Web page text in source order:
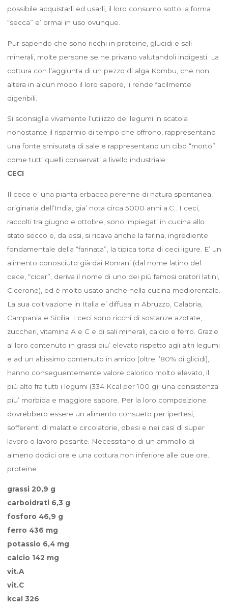
possibile acquistarli ed usarli, il loro consumo sotto la forma
“secca” e’ ormai in uso ovunque.
Pur sapendo che sono ricchi in proteine, glucidi e sali
minerali, molte persone se ne privano valutandoli indigesti. La
cottura con l’aggiunta di un pezzo di alga Kombu, che non
altera in alcun modo il loro sapore, li rende facilmente
digeribili.
Si sconsiglia vivamente l’utilizzo dei legumi in scatola
nonostante il risparmio di tempo che offrono, rappresentano
una fonte smisurata di sale e rappresentano un cibo “morto”
come tutti quelli conservati a livello industriale.
CECI
Il cece e’ una pianta erbacea perenne di natura spontanea,
originaria dell’India, gia’ nota circa 5000 anni a.C.. I ceci,
raccolti tra giugno e ottobre, sono impiegati in cucina allo
stato secco e, da essi, si ricava anche la farina, ingrediente
fondamentale della “farinata”, la tipica torta di ceci ligure. E’ un
alimento conosciuto già dai Romani (dal nome latino del
cece, “cicer”, deriva il nome di uno dei più famosi oratori latini,
Cicerone), ed è molto usato anche nella cucina mediorentale.
La sua coltivazione in Italia e’ diffusa in Abruzzo, Calabria,
Campania e Sicilia. I ceci sono ricchi di sostanze azotate,
zuccheri, vitamina A e C e di sali minerali, calcio e ferro. Grazie
al loro contenuto in grassi piu’ elevato rispetto agli altri legumi
e ad un altissimo contenuto in amido (oltre l’80% di glicidi),
hanno conseguentemente valore calorico molto elevato, il
più alto fra tutti i legumi (334 Kcal per 100 g); una consistenza
piu’ morbida e maggiore sapore. Per la loro composizione
dovrebbero essere un alimento consueto per ipertesi,
sofferenti di malattie circolatorie, obesi e nei casi di super
lavoro o lavoro pesante. Necessitano di un ammollo di
almeno dodici ore e una cottura non inferiore alle due ore.
proteine
grassi 20,9 g
carboidrati 6,3 g
fosforo 46,9 g
ferro 436 mg
potassio 6,4 mg
calcio 142 mg
vit.A
vit.C
kcal 326